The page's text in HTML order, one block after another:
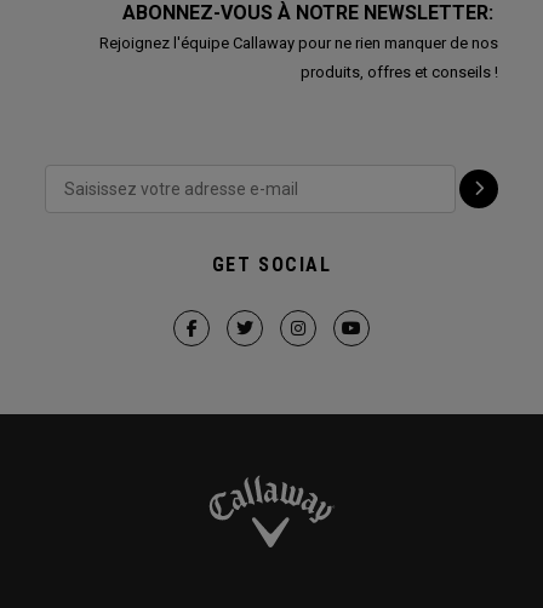
ABONNEZ-VOUS À NOTRE NEWSLETTER:
Rejoignez l'équipe Callaway pour ne rien manquer de nos
produits, offres et conseils !
GET SOCIAL